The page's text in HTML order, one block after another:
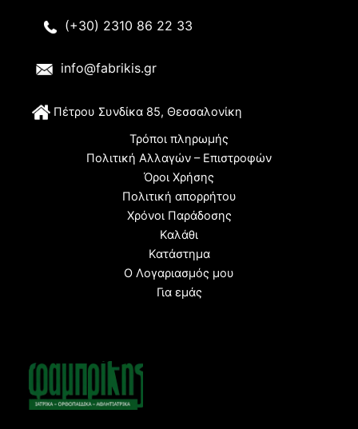
(+30) 2310 86 22 33
info@fabrikis.gr
Πέτρου Συνδίκα 85, Θεσσαλονίκη
Τρόποι πληρωμής
Πολιτική Αλλαγών – Επιστροφών
Όροι Χρήσης
Πολιτική απορρήτου
Χρόνοι Παράδοσης
Καλάθι
Κατάστημα
Ο Λογαριασμός μου
Για εμάς